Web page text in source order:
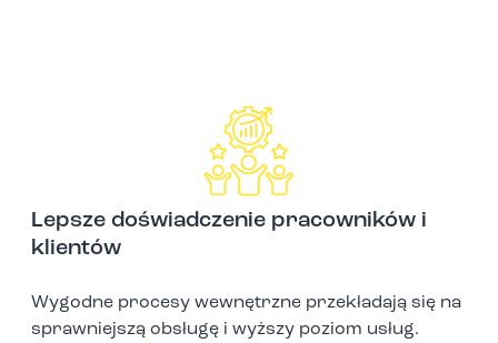
Lepsze doświadczenie pracowników i
klientów
Wygodne procesy wewnętrzne przekładają się na
sprawniejszą obsługę i wyższy poziom usług.